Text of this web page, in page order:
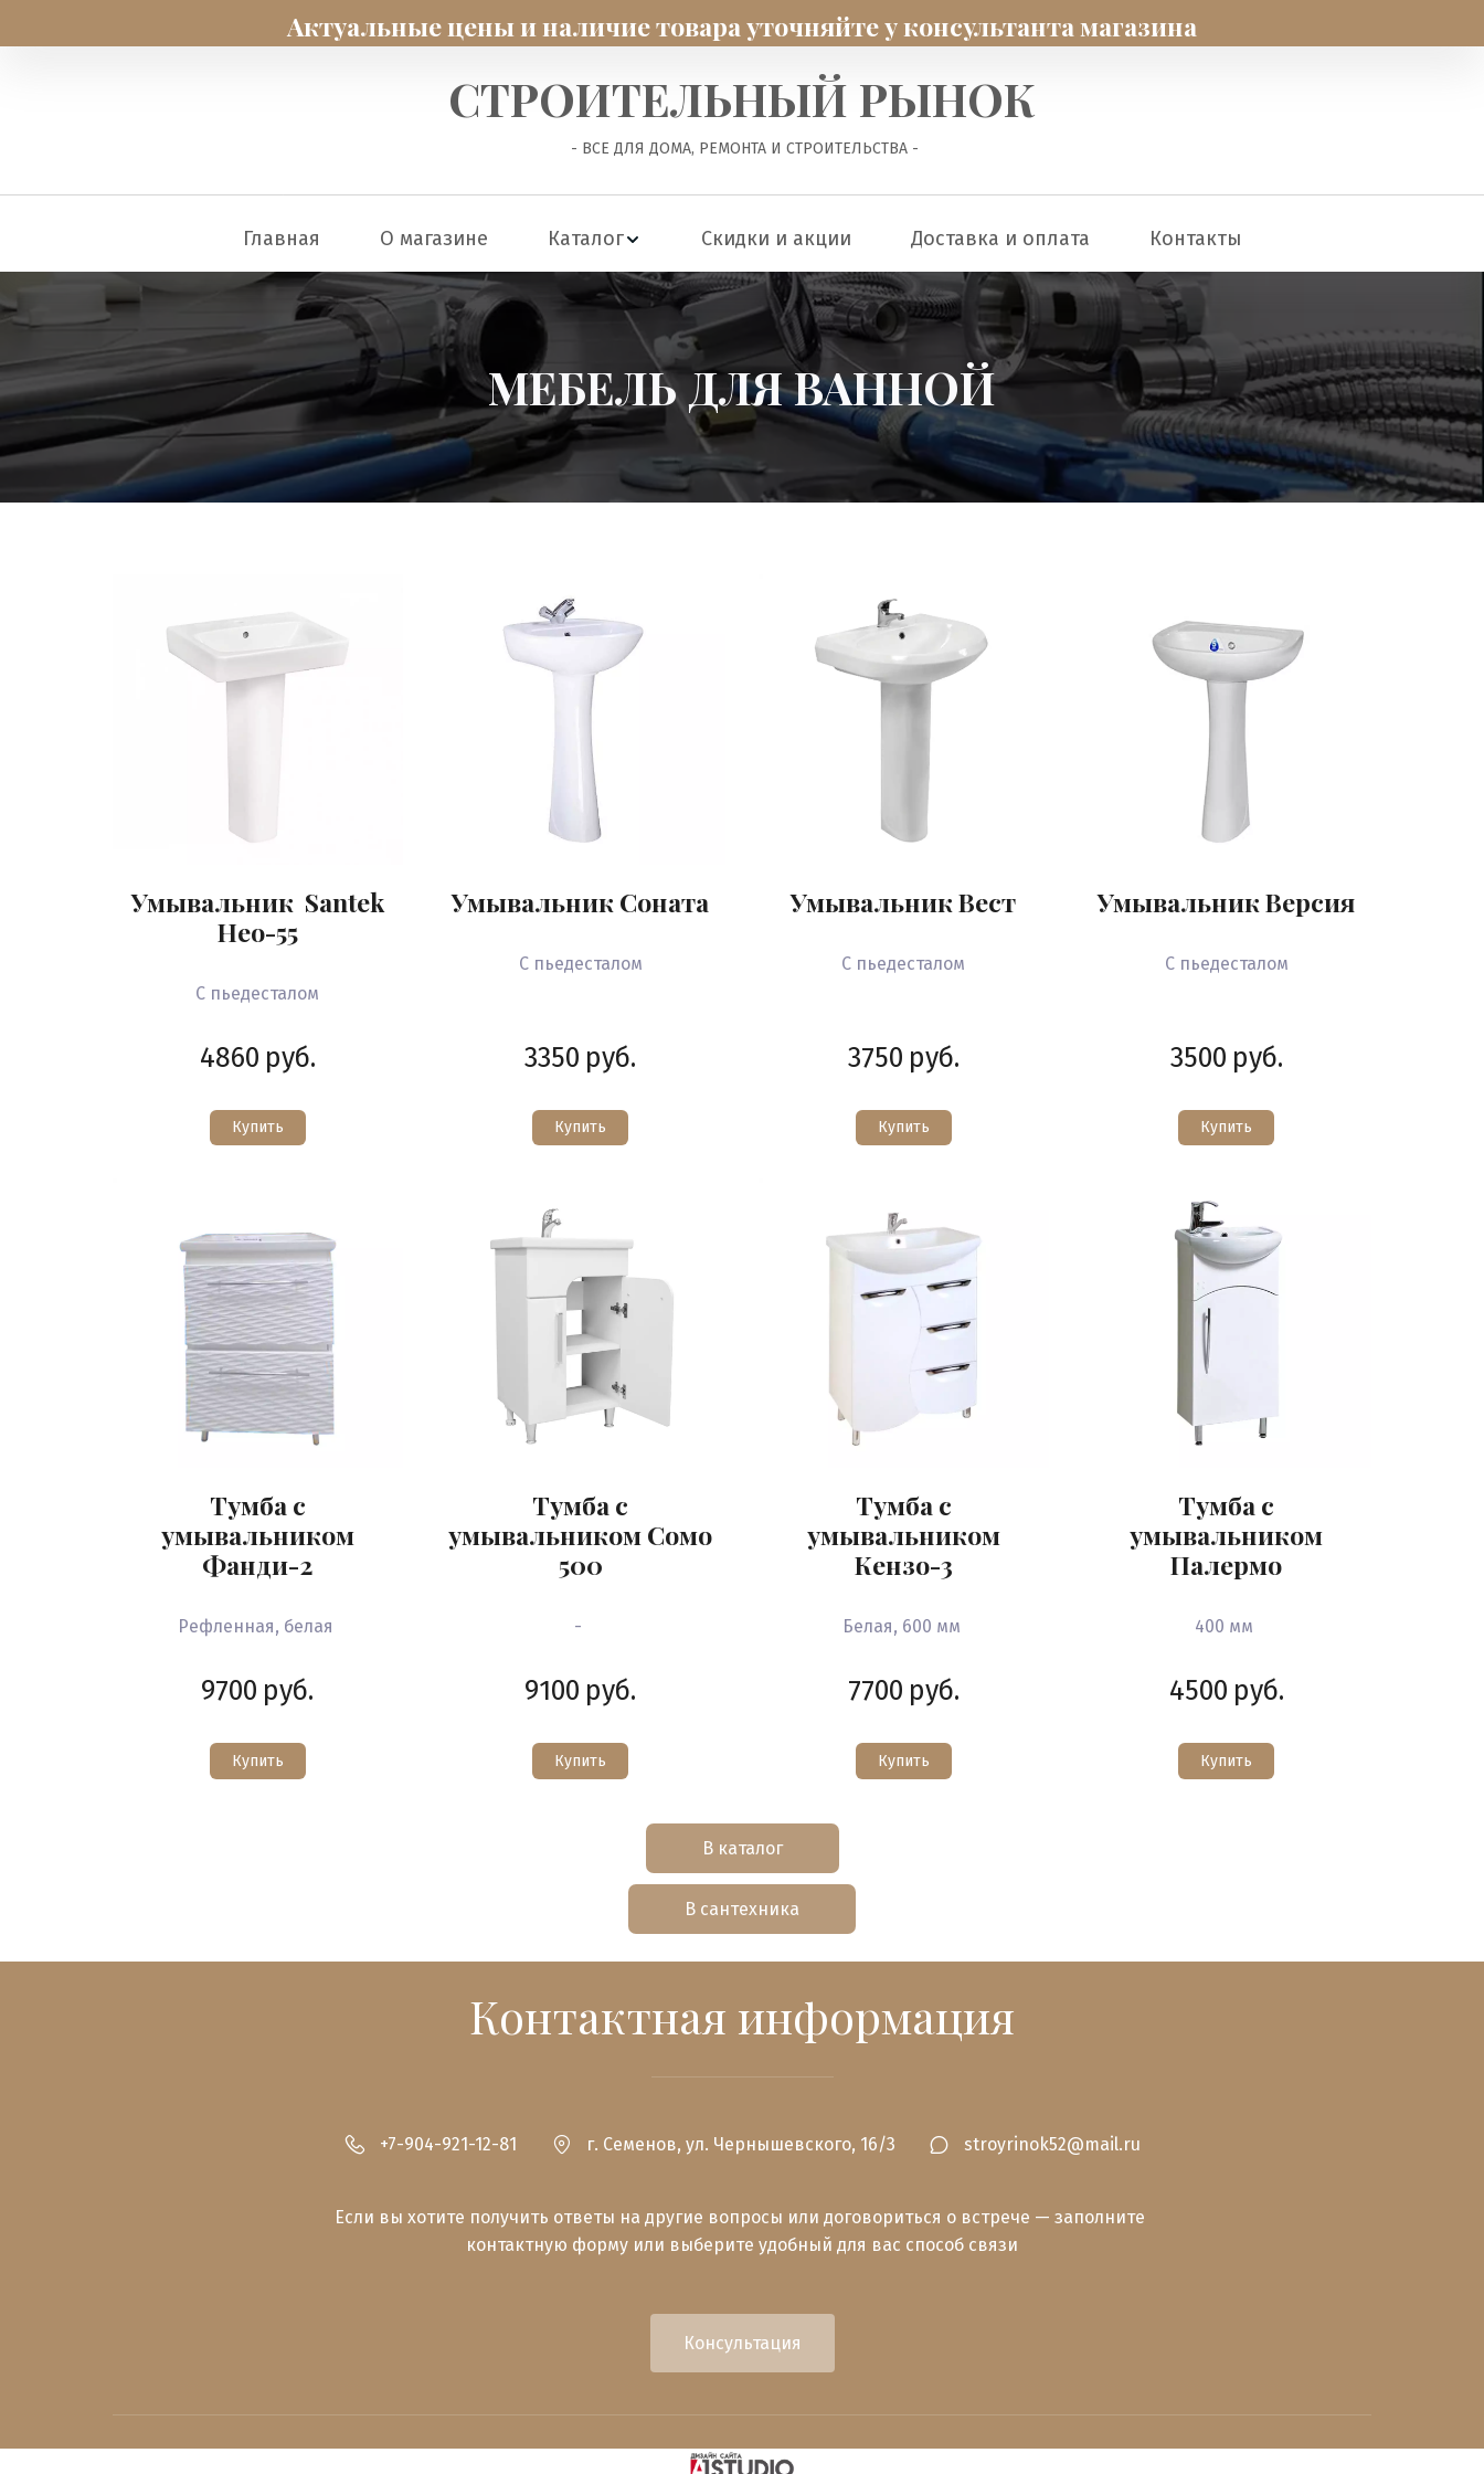
Актуальные цены и наличие товара уточняйте у консультанта магазина
СТРОИТЕЛЬНЫЙ РЫНОК
- ВСЕ ДЛЯ ДОМА, РЕМОНТА И СТРОИТЕЛЬСТВА -
Главная О магазине Каталог Скидки и акции Доставка и оплата Контакты
МЕБЕЛЬ ДЛЯ ВАННОЙ
Умывальник Santek
Нео-55
С пьедесталом
4860 руб.
Купить
Умывальник Соната
С пьедесталом
3350 руб.
Купить
Умывальник Вест
С пьедесталом
3750 руб.
Купить
Умывальник Версия
С пьедесталом
3500 руб.
Купить
Тумба с
умывальником
Фанди-2
Рефленная, белая
9700 руб.
Купить
Тумба с
умывальником Сомо
500
-
9100 руб.
Купить
Тумба с
умывальником
Кензо-3
Белая, 600 мм
7700 руб.
Купить
Тумба с
умывальником
Палермо
400 мм
4500 руб.
Купить
В каталог
В сантехника
Контактная информация
г. Семенов, ул. Чернышевского, 16/3
+7-904-921-12-81 stroyrinok52@mail.ru
Если вы хотите получить ответы на другие вопросы или договориться о встрече — заполните
контактную форму или выберите удобный для вас способ связи
Консультация